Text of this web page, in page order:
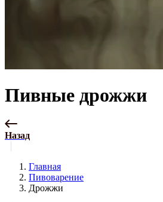
Пивные дрожжи
Назад
Главная
Пивоварение
Дрожжи